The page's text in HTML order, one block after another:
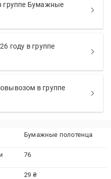
группе Бумажные
году в группе
в группе
Бумажные полотенца
76
29 ₴